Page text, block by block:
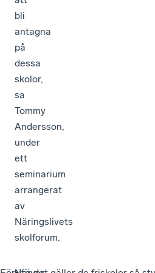
bli
antagna
på
dessa
skolor,
sa
Tommy
Andersson,
under
ett
seminarium
arrangerat
av
Näringslivets
skolforum.